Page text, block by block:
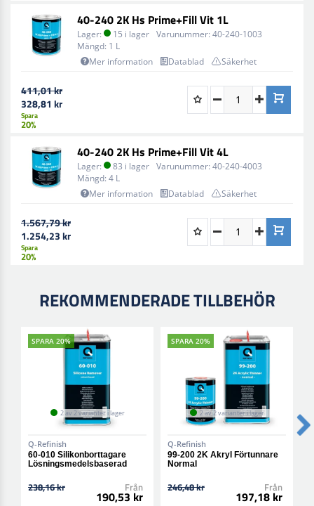
40-240 2K Hs Prime+Fill Vit 1L
Lager: 15 i lager Varunummer: 40-240-1003
Mängd: 1 L
Mer information
Datablad Säkerhet
411,01 kr
328,81 kr
Spara
20%
40-240 2K Hs Prime+Fill Vit 4L
Lager: 83 i lager Varunummer: 40-240-4003
Mängd: 4 L
Mer information
Datablad Säkerhet
1.567,79 kr
1.254,23 kr
Spara
20%
REKOMMENDERADE TILLBEHÖR
SPARA 20%
2 av 2 varianter i lager
Q-Refinish
60-010 Silikonborttagare
Lösningsmedelsbaserad
238,16 kr Från
190,53 kr
SPARA 20%
2 av 2 varianter i lager
Q-Refinish
99-200 2K Akryl Förtunnare
Normal
246,48 kr Från
197,18 kr